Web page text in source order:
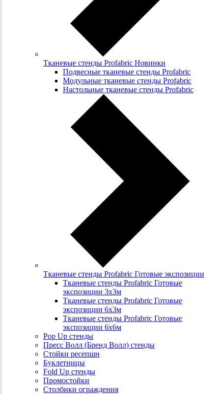
Тканевые стенды Profabric Новинки
Подвесные тканевые стенды Profabric
Модульные тканевые стенды Profabric
Настольные тканевые стенды Profabric
Тканевые стенды Profabric Готовые экспозиции
Тканевые стенды Profabric Готовые
экспозиции 3х3м
Тканевые стенды Profabric Готовые
экспозиции 6х3м
Тканевые стенды Profabric Готовые
экспозиции 6х6м
Pop Up стенды
Пресс Волл (Бренд Волл) стенды
Стойки ресепшн
Буклетницы
Fold Up стенды
Промостойки
Столбики ограждения